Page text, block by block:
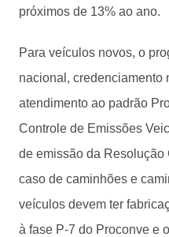
próximos de 13% ao ano.
Para veículos novos, o
nacional, credenciamento
atendimento ao padrão
Controle de Emissões
de emissão da Resolução
caso de caminhões e
veículos devem ter
à fase P-7 do Proconve e